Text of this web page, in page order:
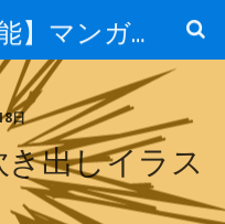
【無料・商用可能】マンガ素材 イラレ用epsとpng画像素材集
日
出しイラス